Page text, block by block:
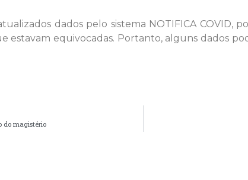
dados pelo sistema NOTIFICA COVID,
estavam equivocadas. Portanto, alguns dados
do magistério